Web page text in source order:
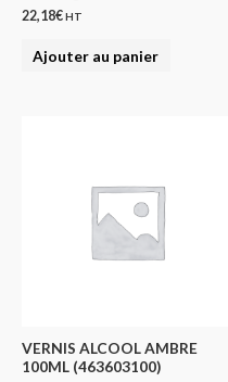
22,18€HT
Ajouter au panier
VERNIS ALCOOL AMBRE
100ML (463603100)